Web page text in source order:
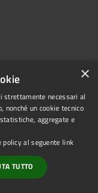
© 2026 • Comune di
Sacco • Powered by
•Accesso
redazione
×
strettamente necessari al
nonché un cookie tecnico
aggregate e
al seguente link
TUTTO